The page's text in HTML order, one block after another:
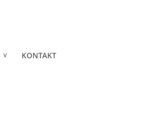
KONTAKT